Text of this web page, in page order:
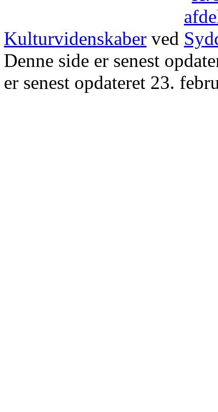
Kulturvidenskaber ved
Denne side er senest
er senest opdateret 23.